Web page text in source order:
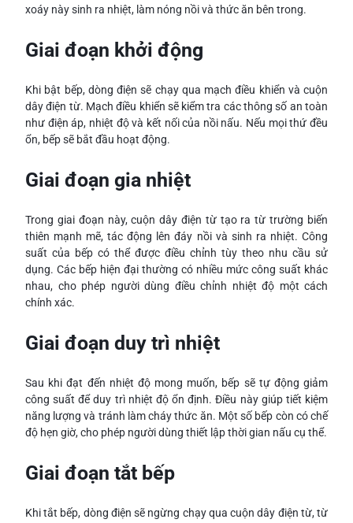
xoáy này sinh ra nhiệt, làm nóng nồi và thức ăn bên trong.
Giai đoạn khởi động
Khi bật bếp, dòng điện sẽ chạy qua mạch điều khiển và cuộn
dây điện từ. Mạch điều khiển sẽ kiểm tra các thông số an toàn
như điện áp, nhiệt độ và kết nối của nồi nấu. Nếu mọi thứ đều
ổn, bếp sẽ bắt đầu hoạt động.
Giai đoạn gia nhiệt
Trong giai đoạn này, cuộn dây điện từ tạo ra từ trường biến
thiên mạnh mẽ, tác động lên đáy nồi và sinh ra nhiệt. Công
suất của bếp có thể được điều chỉnh tùy theo nhu cầu sử
dụng. Các bếp hiện đại thường có nhiều mức công suất khác
nhau, cho phép người dùng điều chỉnh nhiệt độ một cách
chính xác.
Giai đoạn duy trì nhiệt
Sau khi đạt đến nhiệt độ mong muốn, bếp sẽ tự động giảm
công suất để duy trì nhiệt độ ổn định. Điều này giúp tiết kiệm
năng lượng và tránh làm cháy thức ăn. Một số bếp còn có chế
độ hẹn giờ, cho phép người dùng thiết lập thời gian nấu cụ thể.
Giai đoạn tắt bếp
Khi tắt bếp, dòng điện sẽ ngừng chạy qua cuộn dây điện từ, từ